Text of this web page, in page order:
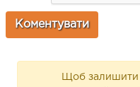
Щоб залишити